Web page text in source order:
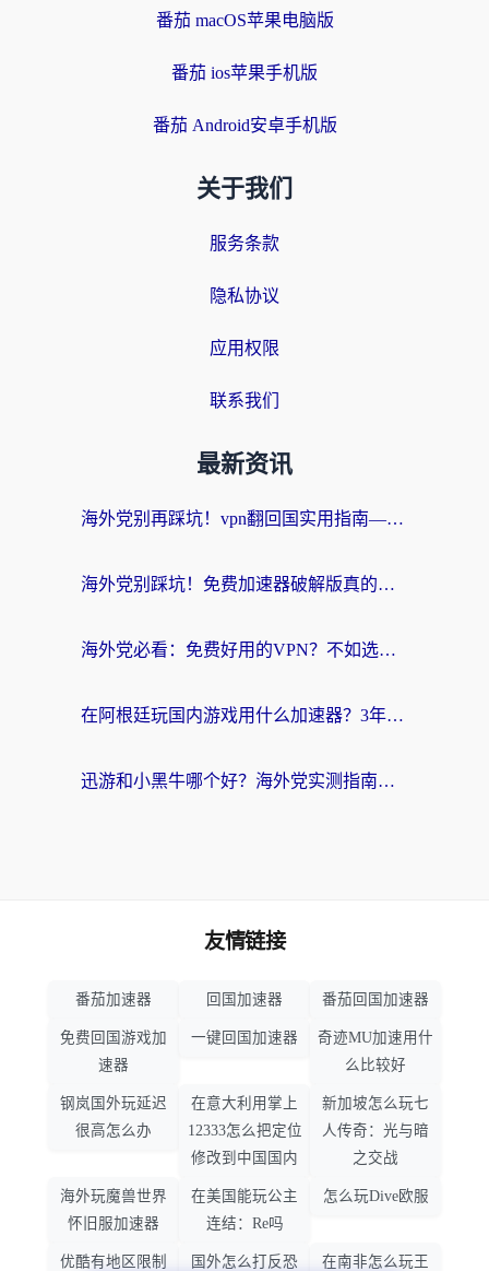
番茄 macOS苹果电脑版
番茄 ios苹果手机版
番茄 Android安卓手机版
关于我们
服务条款
隐私协议
应用权限
联系我们
最新资讯
海外党别再踩坑！vpn翻回国实用指南——选对加速器，国内资源无缝用
海外党别踩坑！免费加速器破解版真的能用？教你无缝访问国内资源的正确姿势
海外党必看：免费好用的VPN？不如选对转国内加速器实现无缝追剧
在阿根廷玩国内游戏用什么加速器？3年海外党亲测实用指南
迅游和小黑牛哪个好？海外党实测指南，选对中国地址加速器才能无缝刷国内资源
友情链接
番茄加速器 回国加速器 番茄回国加速器
免费回国游戏加
速器
一键回国加速器
奇迹MU加速用什
么比较好
钢岚国外玩延迟
很高怎么办
在意大利用掌上
12333怎么把定位
修改到中国国内
新加坡怎么玩七
人传奇：光与暗
之交战
海外玩魔兽世界
怀旧服加速器
在美国能玩公主
连结：Re吗
怎么玩Dive欧服
优酷有地区限制 国外怎么打反恐 在南非怎么玩王